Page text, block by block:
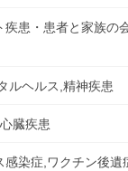
疾患・患者と家族の
ルヘルス,精神疾患
臓疾患
感染症,ワクチン後遺